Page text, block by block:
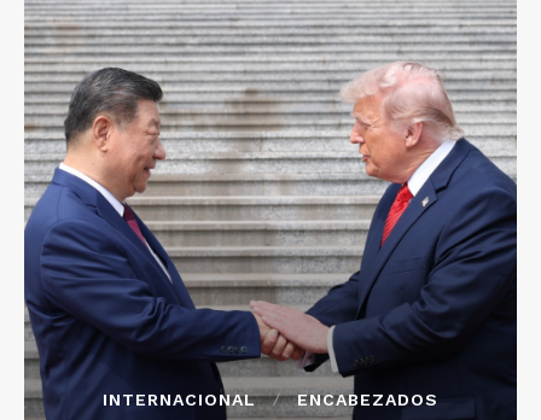
INTERNACIONAL ENCABEZADOS